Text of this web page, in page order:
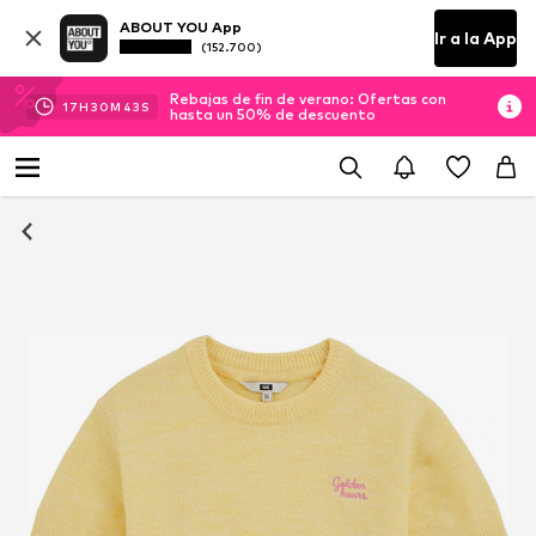
ABOUT YOU App
(152.700) Ir a la App
17H 30M 42 S
Rebajas de fin de verano: Ofertas con
hasta un 50% de descuento